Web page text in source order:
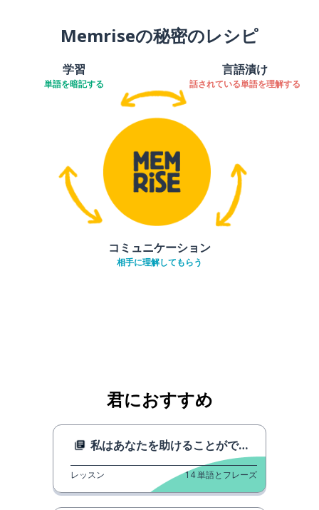
Memriseの秘密のレシピ
学習
単語を暗記する
言語漬け
話されている単語を理解する
コミュニケーション
相手に理解してもらう
君におすすめ
私はあなたを助けることができます
レッスン 14単語とフレーズ